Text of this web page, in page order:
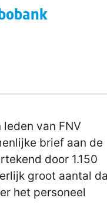
van FNV
brief aan de
door 1.150
groot aantal
het personeel